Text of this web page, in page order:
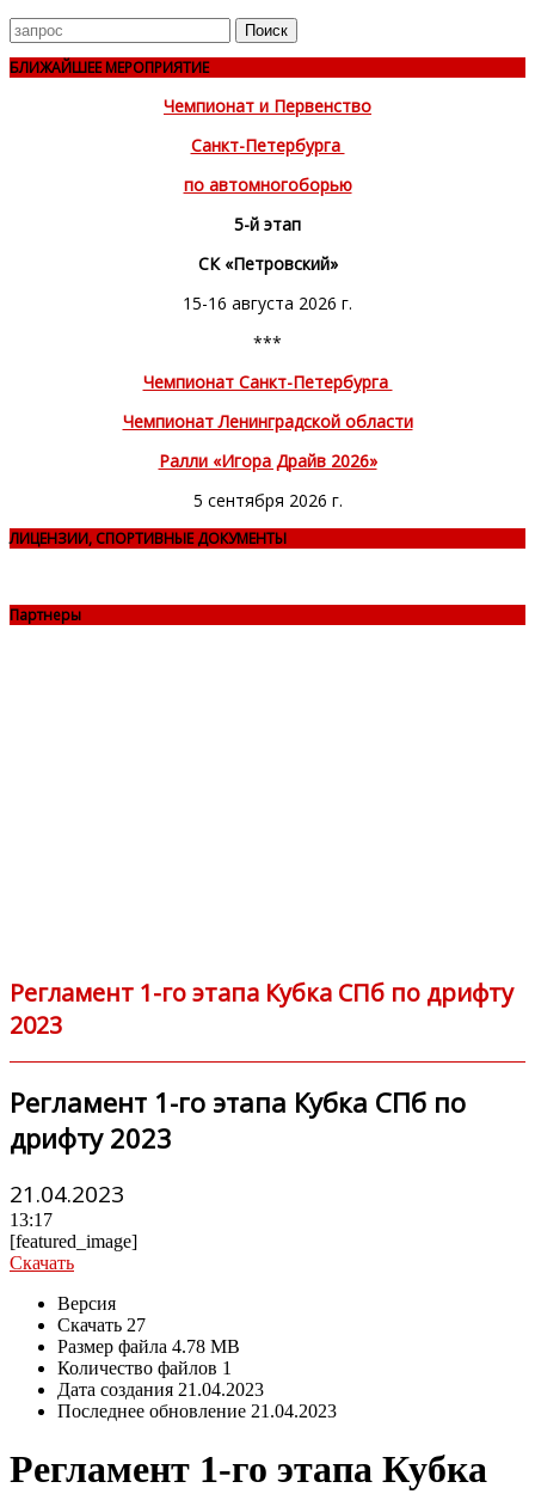
Поиск
для
БЛИЖАЙШЕЕ МЕРОПРИЯТИЕ
Чемпионат и Первенство
Санкт-Петербурга
по автомногоборью
5-й этап
СК «Петровский»
15-16 августа 2026 г.
***
Чемпионат Санкт-Петербурга
Чемпионат Ленинградской области
Ралли «Игора Драйв 2026»
5 сентября 2026 г.
ЛИЦЕНЗИИ, СПОРТИВНЫЕ ДОКУМЕНТЫ
Партнеры
Регламент 1-го этапа Кубка СПб по дрифту
2023
Регламент 1-го этапа Кубка СПб по
дрифту 2023
21.04.2023
13:17
[featured_image]
Скачать
Версия
Скачать 27
Размер файла 4.78 MB
Количество файлов 1
Дата создания 21.04.2023
Последнее обновление 21.04.2023
Регламент 1-го этапа Кубка